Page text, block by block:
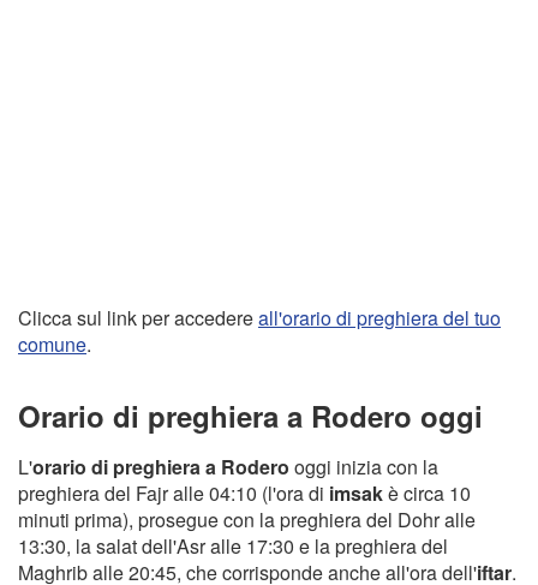
Clicca sul link per accedereall'orario di preghiera del tuo
comune.
Orario di preghiera a Rodero oggi
L'orario di preghiera a Rodero oggi inizia con la
preghiera del Fajr alle 04:10 (l'ora di imsakè circa 10
minuti prima), prosegue con la preghiera del Dohr alle
13:30, la salat dell'Asr alle 17:30 e la preghiera del
Maghrib alle 20:45, che corrisponde anche all'ora dell'iftar.